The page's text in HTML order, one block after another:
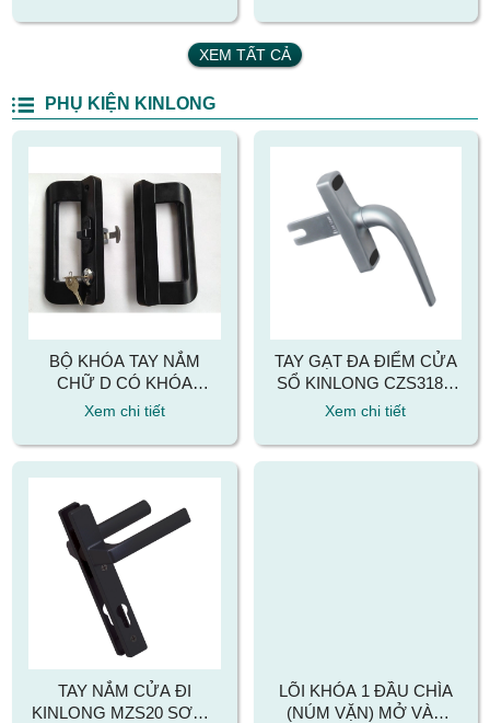
XEM TẤT CẢ
PHỤ KIỆN KINLONG
BỘ KHÓA TAY NẮM
CHỮ D CÓ KHÓA
KINLONG DLS10HS
NHÔM
Xem chi tiết
TAY GẠT ĐA ĐIỂM CỬA
SỔ KINLONG CZS318B
CHẤT LIỆU HỢP KIM
Xem chi tiết
TAY NẮM CỬA ĐI
KINLONG MZS20 SƠN 2
LÕI KHÓA 1 ĐẦU CHÌA
(NÚM VẶN) MỞ VÀO